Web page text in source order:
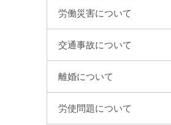
労働災害について
交通事故について
離婚について
労使問題について